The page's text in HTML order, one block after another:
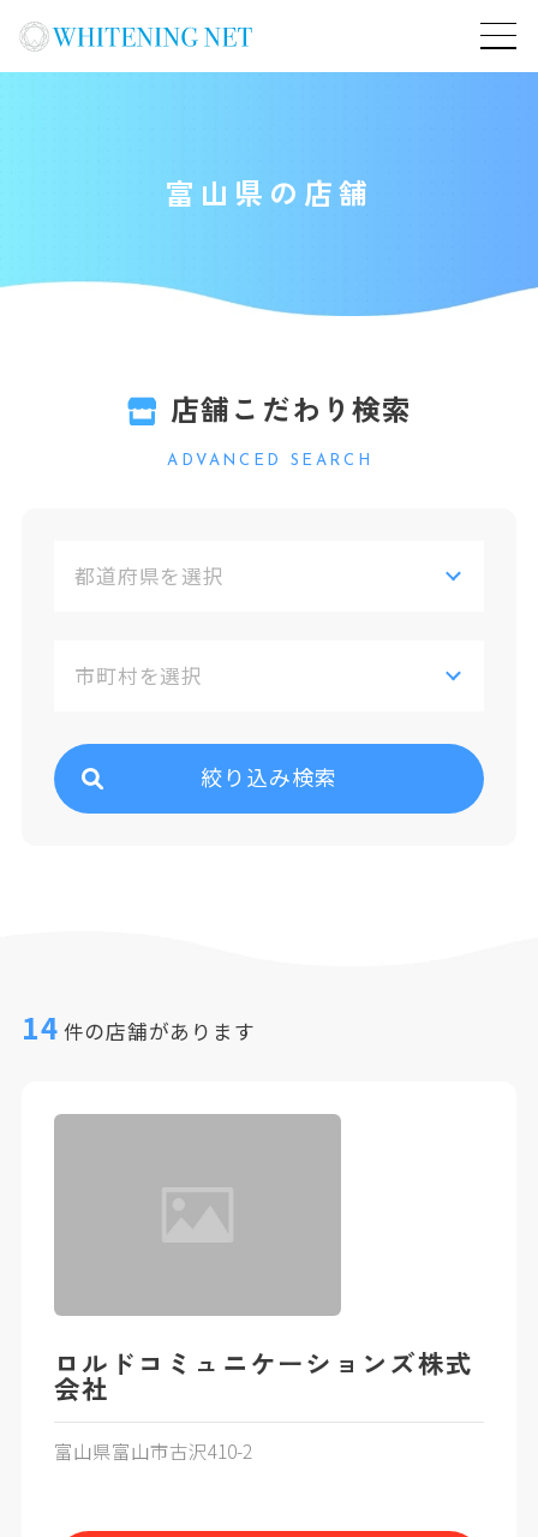
富山県の店舗
店舗こだわり検索
ADVANCED SEARCH
絞り込み検索
14 件の店舗があります
ロルドコミュニケーションズ株式
会社
富山県富山市古沢410-2